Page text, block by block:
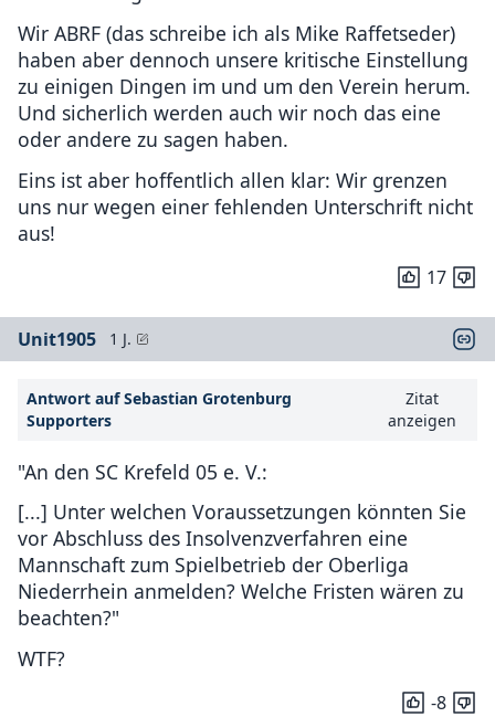
Wir ABRF (das schreibe ich als Mike Raffetseder)
haben aber dennoch unsere kritische Einstellung
zu einigen Dingen im und um den Verein herum.
Und sicherlich werden auch wir noch das eine
oder andere zu sagen haben.
Eins ist aber hoffentlich allen klar: Wir grenzen
uns nur wegen einer fehlenden Unterschrift nicht
aus!
17
Unit1905 1 J.
Antwort auf Sebastian Grotenburg
Supporters
Zitat
anzeigen
"An den SC Krefeld 05 e. V.:
[...] Unter welchen Voraussetzungen könnten Sie
vor Abschluss des Insolvenzverfahren eine
Mannschaft zum Spielbetrieb der Oberliga
Niederrhein anmelden? Welche Fristen wären zu
beachten?"
WTF?
-8